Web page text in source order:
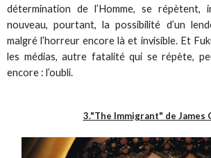
détermination de l’Homme, se répètent,
nouveau, pourtant, la possibilité d’un
malgré l’horreur encore là et invisible. Et
les médias, autre fatalité qui se répète,
encore : l’oubli.
3."The Immigrant" de James